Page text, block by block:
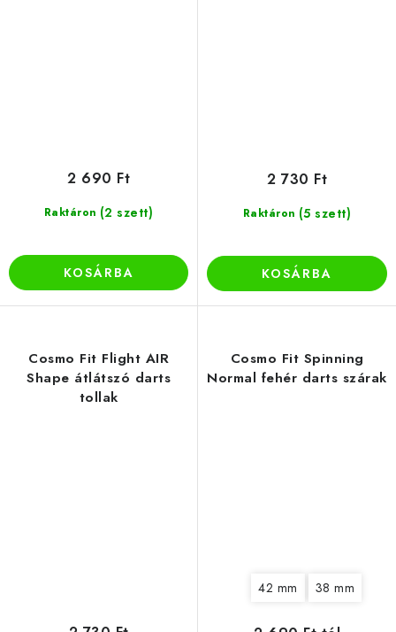
Raktáron (2 szett)
2 690 Ft
KOSÁRBA
Raktáron (5 szett)
2 730 Ft
KOSÁRBA
Cosmo Fit Flight AIR
Shape átlátszó darts
tollak
Cosmo Fit Spinning
Normal fehér darts szárak
42 mm 38 mm